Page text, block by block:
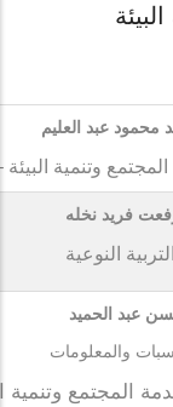
محمود عبد العليم
وتنمية
فريد نخله
النوعية
عبد الحميد
والمعلومات
المجتمع وتنمية